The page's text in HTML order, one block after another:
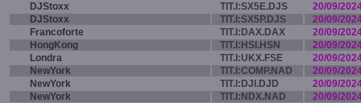
DJStoxx
TIT.I:SX5E.DJS
20/09/
DJStoxx
TIT.I:SX5P.DJS
20/09/
Francoforte
TIT.I:DAX.DAX
20/09/
HongKong
TIT.I:HSI.HSN
20/09/
Londra
TIT.I:UKX.FSE
20/09/
NewYork
TIT.I:COMP.NAD
20/09/
NewYork
TIT.I:DJI.DJD
20/09/
NewYork
TIT.I:NDX.NAD
20/09/